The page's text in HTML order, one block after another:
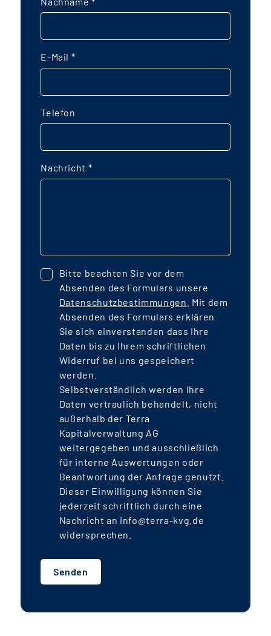
E-Mail *
Telefon
Nachricht *
Bitte beachten Sie vor dem
Absenden des Formulars unsere
Datenschutzbestimmungen . Mit dem
Absenden des Formulars erklären
Sie sich einverstanden dass Ihre
Daten bis zu Ihrem schriftlichen
Widerruf bei uns gespeichert
werden.
Selbstverständlich werden Ihre
Daten vertraulich behandelt, nicht
außerhalb der Terra
Kapitalverwaltung AG
weitergegeben und ausschließlich
für interne Auswertungen oder
Beantwortung der Anfrage genutzt.
Dieser Einwilligung können Sie
jederzeit schriftlich durch eine
Nachricht an info@terra-kvg.de
widersprechen.
Senden